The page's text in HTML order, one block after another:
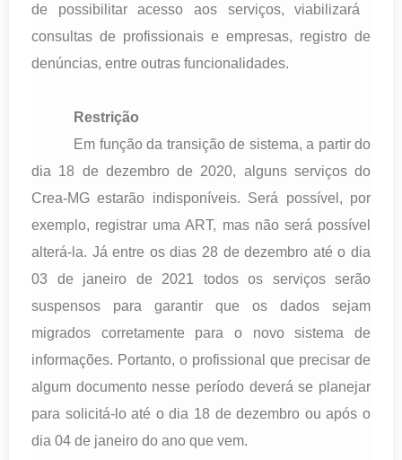
de possibilitar acesso aos serviços, viabilizará
consultas de profissionais e empresas, registro de
denúncias, entre outras funcionalidades.
Restrição
Em função da transição de sistema, a partir do
dia 18 de dezembro de 2020, alguns serviços do
Crea-MG estarão indisponíveis. Será possível, por
exemplo, registrar uma ART, mas não será possível
alterá-la. Já entre os dias 28 de dezembro até o dia
03 de janeiro de 2021 todos os serviços serão
suspensos para garantir que os dados sejam
migrados corretamente para o novo sistema de
informações. Portanto, o profissional que precisar de
algum documento nesse período deverá se planejar
para solicitá-lo até o dia 18 de dezembro ou após o
dia 04 de janeiro do ano que vem.